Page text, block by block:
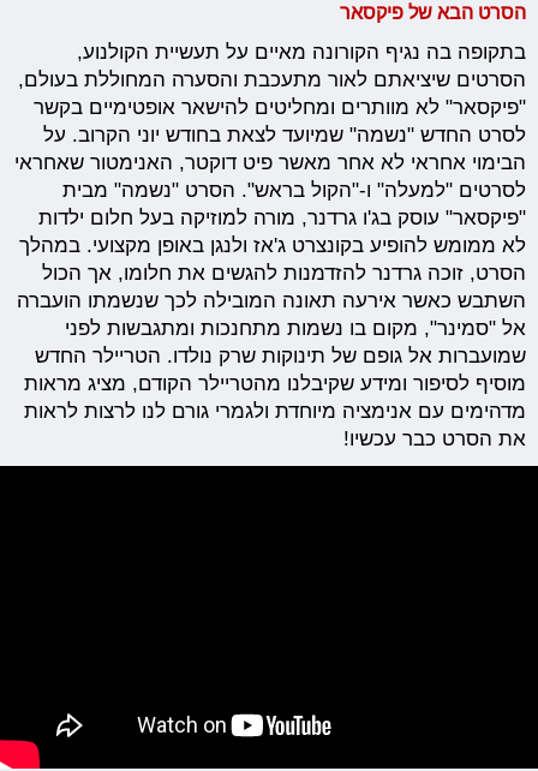
הסרט הבא של פיקסאר
בתקופה בה נגיף הקורונה מאיים על תעשיית הקולנוע,
הסרטים שיציאתם לאור מתעכבת והסערה המחוללת בעולם,
"פיקסאר" לא מוותרים ומחליטים להישאר אופטימיים בקשר
לסרט החדש "נשמה" שמיועד לצאת בחודש יוני הקרוב. על
הבימוי אחראי לא אחר מאשר פיט דוקטר, האנימטור שאחראי
לסרטים "למעלה" ו-"הקול בראש". הסרט "נשמה" מבית
"פיקסאר" עוסק בג'ו גרדנר, מורה למוזיקה בעל חלום ילדות
לא ממומש להופיע בקונצרט ג'אז ולנגן באופן מקצועי. במהלך
הסרט, זוכה גרדנר להזדמנות להגשים את חלומו, אך הכול
השתבש כאשר אירעה תאונה המובילה לכך שנשמתו הועברה
אל "סמינר", מקום בו נשמות מתחנכות ומתגבשות לפני
שמועברות אל גופם של תינוקות שרק נולדו. הטריילר החדש
מוסיף לסיפור ומידע שקיבלנו מהטריילר הקודם, מציג מראות
מדהימים עם אנימציה מיוחדת ולגמרי גורם לנו לרצות לראות
את הסרט כבר עכשיו!